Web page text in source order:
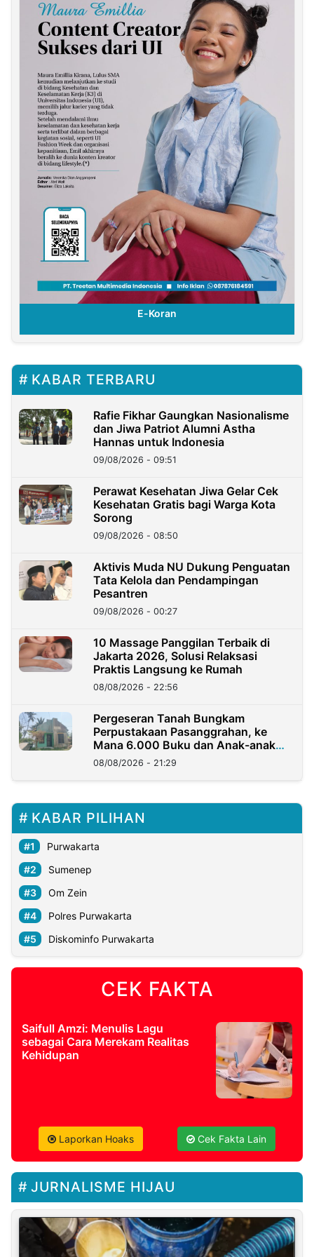
E-Koran
KABAR TERBARU
Rafie Fikhar Gaungkan Nasionalisme
dan Jiwa Patriot Alumni Astha
Hannas untuk Indonesia
09/08/2026 - 09:51
Perawat Kesehatan Jiwa Gelar Cek
Kesehatan Gratis bagi Warga Kota
Sorong
09/08/2026 - 08:50
Aktivis Muda NU Dukung Penguatan
Tata Kelola dan Pendampingan
Pesantren
09/08/2026 - 00:27
10 Massage Panggilan Terbaik di
Jakarta 2026, Solusi Relaksasi
Praktis Langsung ke Rumah
08/08/2026 - 22:56
Pergeseran Tanah Bungkam
Perpustakaan Pasanggrahan, ke
Mana 6.000 Buku dan Anak-anak
Kini?
08/08/2026 - 21:29
KABAR PILIHAN
Purwakarta
Sumenep
Om Zein
Polres Purwakarta
Diskominfo Purwakarta
CEK FAKTA
Saifull Amzi: Menulis Lagu
sebagai Cara Merekam Realitas
Kehidupan
Laporkan Hoaks Cek Fakta Lain
JURNALISME HIJAU